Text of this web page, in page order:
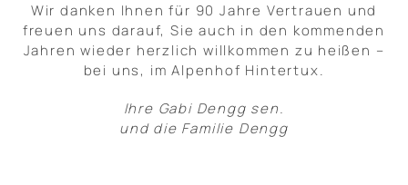
Wir danken Ihnen für 90 Jahre Vertrauen und
freuen uns darauf, Sie auch in den kommenden
Jahren wieder herzlich willkommen zu heißen –
bei uns, im Alpenhof Hintertux.
Ihre Gabi Dengg sen.
und die Familie Dengg